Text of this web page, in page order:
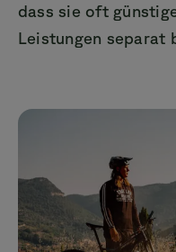
dass sie oft
Leistungen separat